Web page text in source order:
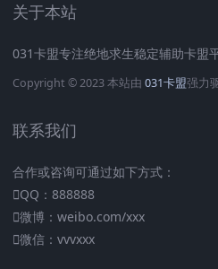
关于本站
031卡盟专注绝地求生稳定辅助卡盟
Copyright © 2023 本站由 031卡盟强力
联系我们
合作或咨询可通过如下方式：
QQ：888888
微博：weibo.com/xxx
微信：vvvxxx